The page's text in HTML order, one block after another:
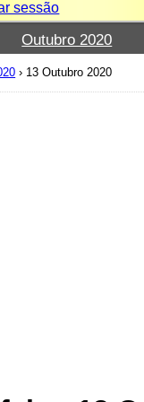
sessão
Outubro 2020
› 13 Outubro 2020